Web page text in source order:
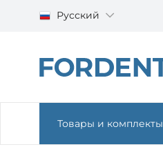
Русский
Товары и комплекты